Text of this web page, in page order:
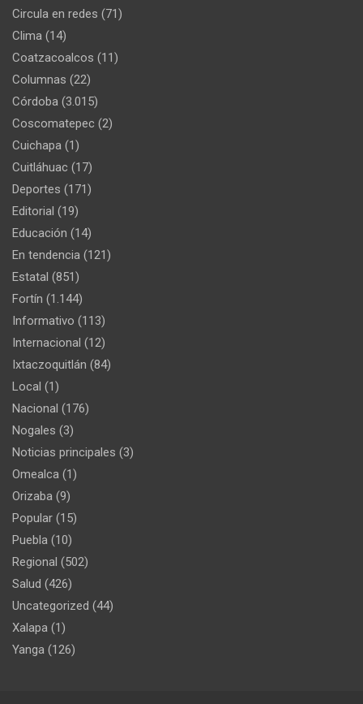
Circula en redes (71)
Clima (14)
Coatzacoalcos (11)
Columnas (22)
Córdoba (3.015)
Coscomatepec (2)
Cuichapa (1)
Cuitláhuac (17)
Deportes (171)
Editorial (19)
Educación (14)
En tendencia (121)
Estatal (851)
Fortín (1.144)
Informativo (113)
Internacional (12)
Ixtaczoquitlán (84)
Local (1)
Nacional (176)
Nogales (3)
Noticias principales (3)
Omealca (1)
Orizaba (9)
Popular (15)
Puebla (10)
Regional (502)
Salud (426)
Uncategorized (44)
Xalapa (1)
Yanga (126)